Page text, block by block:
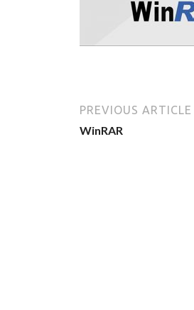
PREVIOUS ARTICLE
WinRAR